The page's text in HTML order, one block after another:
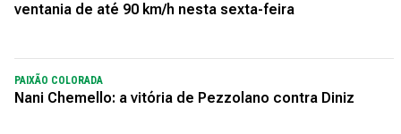
ventania de até 90 km/h nesta sexta-feira
PAIXÃO COLORADA
Nani Chemello: a vitória de Pezzolano contra Diniz